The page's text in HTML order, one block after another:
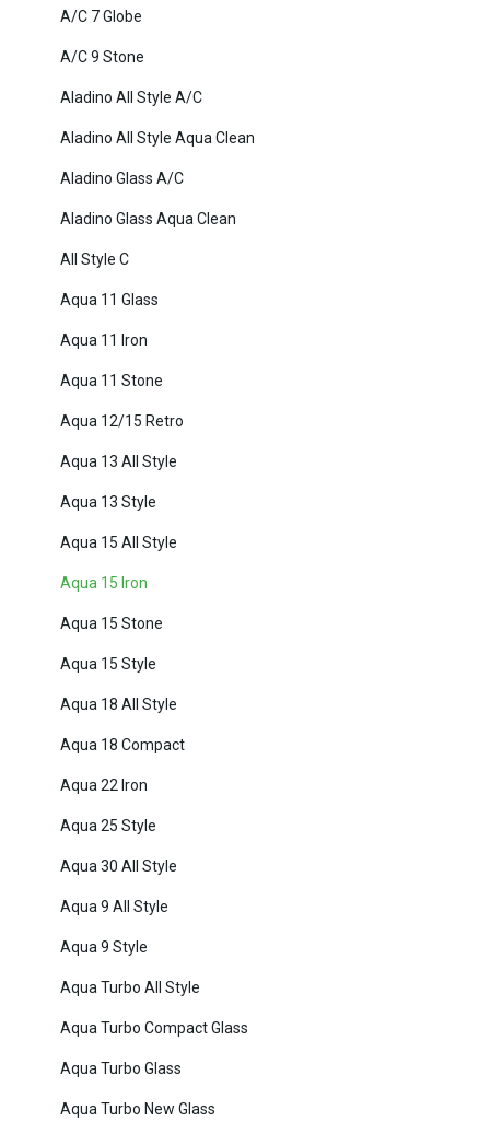
A/C 7 Globe
A/C 9 Stone
Aladino All Style A/C
Aladino All Style Aqua Clean
Aladino Glass A/C
Aladino Glass Aqua Clean
All Style C
Aqua 11 Glass
Aqua 11 Iron
Aqua 11 Stone
Aqua 12/15 Retro
Aqua 13 All Style
Aqua 13 Style
Aqua 15 All Style
Aqua 15 Iron
Aqua 15 Stone
Aqua 15 Style
Aqua 18 All Style
Aqua 18 Compact
Aqua 22 Iron
Aqua 25 Style
Aqua 30 All Style
Aqua 9 All Style
Aqua 9 Style
Aqua Turbo All Style
Aqua Turbo Compact Glass
Aqua Turbo Glass
Aqua Turbo New Glass